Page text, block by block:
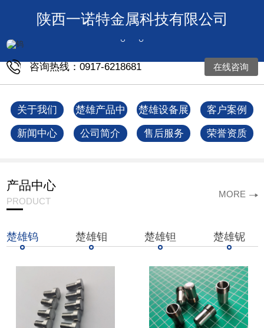
陕西一诺特金属科技有限公司
咨询热线：0917-6218681 在线咨询
关于我们
楚雄产品中
心
楚雄设备展
示
客户案例
新闻中心 公司简介 售后服务 荣誉资质
产品中心
PRODUCT
MORE
楚雄钨 楚雄钼 楚雄钽 楚雄铌